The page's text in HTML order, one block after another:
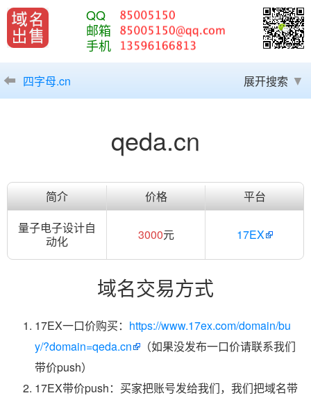
QQ
邮箱
手机
四字母.cn 展开搜索
qeda.cn
简介 价格
平台
量子电子设计自
动化
3000元 17EX
域名交易方式
17EX一口价购买： https://www.17ex.com/domain/bu
y/?domain=qeda.cn
（如果没发布一口价请联系我们
带价push）
17EX带价push：买家把账号发给我们，我们把域名带